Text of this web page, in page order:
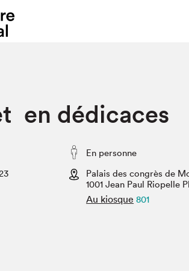
Programmation
SLM PRO
Liste des exposant·e·s
Liste des auteur·rice·s
en dédicaces
En personne
Palais des congrès de
1001 Jean Paul Riopelle
Au kiosque 801